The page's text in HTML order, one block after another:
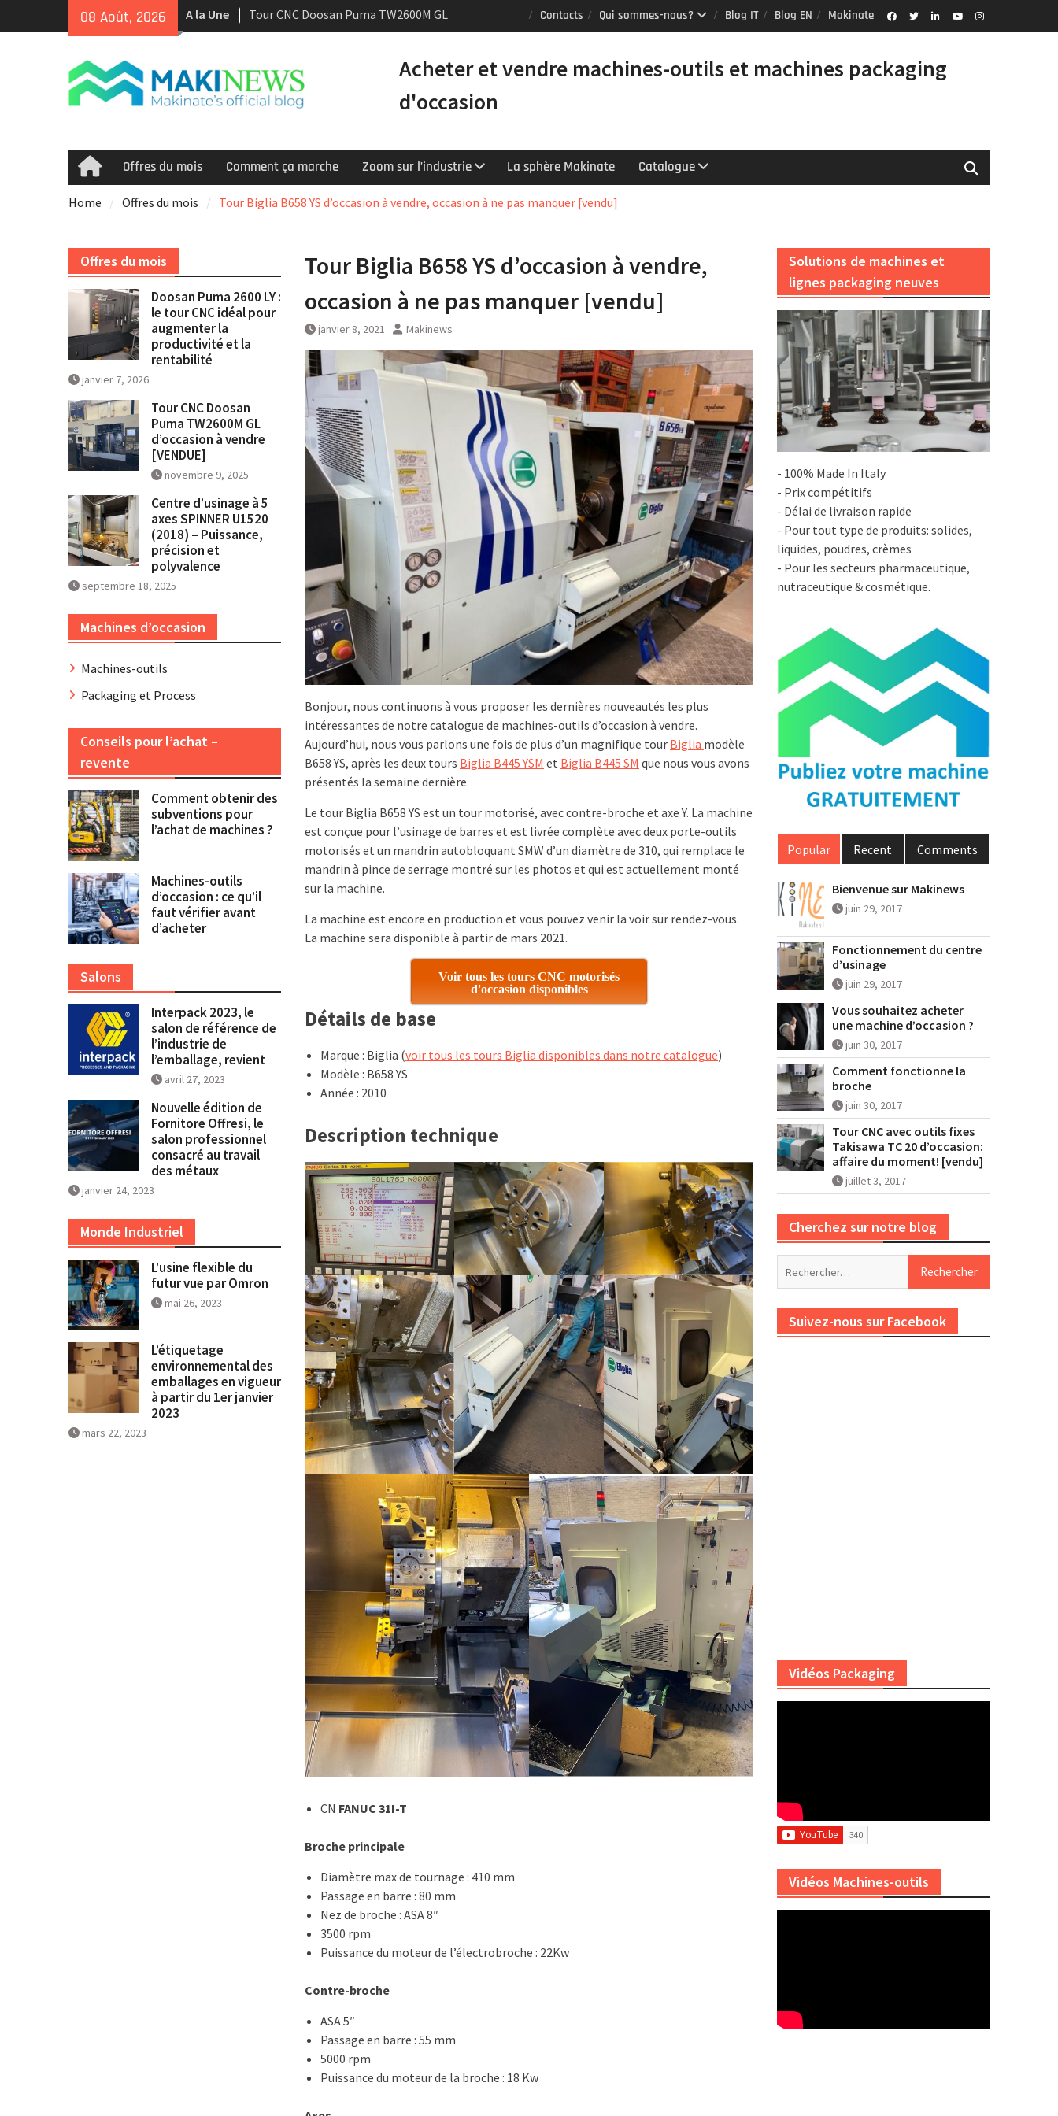
08 Août, 2026 A la Une
Tour CNC Doosan Puma TW2600M GL
d’occasion à vendre [VENDUE]
d’occasion récents équipés du contrôle
Smooth et de la technologie
multitâche
et la rentabilité
Contacts Qui sommes-nous? Blog IT Blog EN Makinate
Acheter et vendre machines-outils et machines packaging
d'occasion
HomeOffres du mois Comment ça marche Zoom sur l’industrie La sphère Makinate Catalogue
Home Offres du mois Tour Biglia B658 YS d’occasion à vendre, occasion à ne pas manquer [vendu]
Tour Biglia B658 YS d’occasion à vendre,
occasion à ne pas manquer [vendu]
janvier 8, 2021 Makinews
Bonjour, nous continuons à vous proposer les dernières nouveautés les plus
intéressantes de notre catalogue de machines-outils d’occasion à vendre.
Aujourd’hui, nous vous parlons une fois de plus d’un magnifique tour Biglia modèle
B658 YS, après les deux tours Biglia B445 YSM et Biglia B445 SM que nous vous avons
présentés la semaine dernière.
Le tour Biglia B658 YS est un tour motorisé, avec contre-broche et axe Y. La machine
est conçue pour l’usinage de barres et est livrée complète avec deux porte-outils
motorisés et un mandrin autobloquant SMW d’un diamètre de 310, qui remplace le
mandrin à pince de serrage montré sur les photos et qui est actuellement monté
sur la machine.
La machine est encore en production et vous pouvez venir la voir sur rendez-vous.
La machine sera disponible à partir de mars 2021.
Voir tous les tours CNC motorisés
d'occasion disponibles
Détails de base
Marque : Biglia (voir tous les tours Biglia disponibles dans notre catalogue)
Modèle : B658 YS
Année : 2010
Description technique
CN FANUC 31I-T
Broche principale
Diamètre max de tournage : 410 mm
Passage en barre : 80 mm
Nez de broche : ASA 8″
3500 rpm
Puissance du moteur de l’électrobroche : 22Kw
Contre-broche
ASA 5″
Passage en barre : 55 mm
5000 rpm
Puissance du moteur de la broche : 18 Kw
Solutions de machines et
lignes packaging neuves
- 100% Made In Italy
- Prix compétitifs
- Délai de livraison rapide
- Pour tout type de produits: solides,
liquides, poudres, crèmes
- Pour les secteurs pharmaceutique,
nutraceutique & cosmétique.
Popular Recent Comments
Bienvenue sur Makinews
juin 29, 2017
Fonctionnement du centre
d’usinage
juin 29, 2017
Vous souhaitez acheter
une machine d’occasion ?
juin 30, 2017
Comment fonctionne la
broche
juin 30, 2017
Tour CNC avec outils fixes
Takisawa TC 20 d’occasion:
affaire du moment! [vendu]
juillet 3, 2017
Cherchez sur notre blog
Suivez-nous sur Facebook
Vidéos Packaging
Vidéos Machines-outils
Offres du mois
Doosan Puma 2600 LY :
le tour CNC idéal pour
augmenter la
productivité et la
rentabilité
janvier 7, 2026
Tour CNC Doosan
Puma TW2600M GL
d’occasion à vendre
[VENDUE]
novembre 9, 2025
Centre d’usinage à 5
axes SPINNER U1520
(2018) – Puissance,
précision et
polyvalence
septembre 18, 2025
Machines d’occasion
Machines-outils
Packaging et Process
Conseils pour l’achat –
revente
Comment obtenir des
subventions pour
l’achat de machines ?
Machines-outils
d’occasion : ce qu’il
faut vérifier avant
d’acheter
Salons
Interpack 2023, le
salon de référence de
l’industrie de
l’emballage, revient
avril 27, 2023
Nouvelle édition de
Fornitore Offresi, le
salon professionnel
consacré au travail
des métaux
janvier 24, 2023
Monde Industriel
L’usine flexible du
futur vue par Omron
mai 26, 2023
L’étiquetage
environnemental des
emballages en vigueur
à partir du 1er janvier
2023
mars 22, 2023